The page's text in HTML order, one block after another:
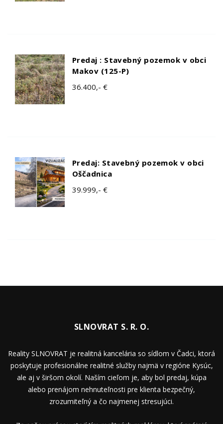
Predaj : Stavebný pozemok v obci
Makov (125-P)
36.400,- €
Predaj: Stavebný pozemok v obci
Oščadnica
39.999,- €
SLNOVRAT S. R. O.
Reality SLNOVRAT je realitná kancelária so sídlom v Čadci, ktorá
poskytuje profesionálne realitné služby najmä v regióne Kysúc,
ale aj v širšom okolí. Naším cieľom je, aby bol predaj, kúpa
alebo prenájom nehnuteľnosti pre klienta bezpečný,
zrozumiteľný a čo najmenej stresujúci.